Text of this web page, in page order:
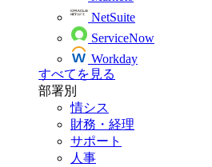
NetSuite
ServiceNow
Workday
すべてを見る
部署別
情シス
財務・経理
サポート
人事